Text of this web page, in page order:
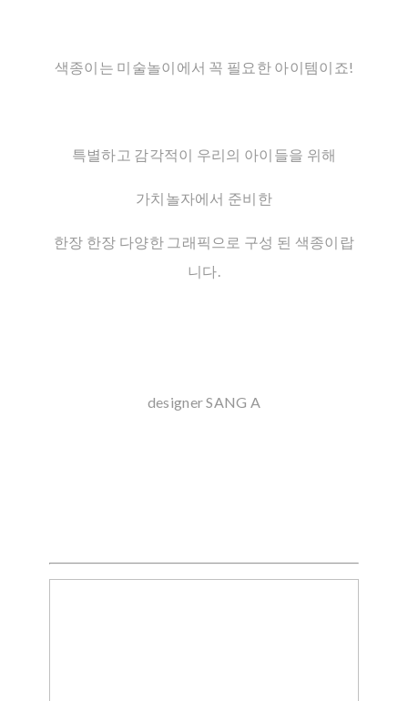
색종이는 미술놀이에서 꼭 필요한 아이템이죠!
특별하고 감각적이 우리의 아이들을 위해
가치놀자에서 준비한
한장 한장 다양한 그래픽으로 구성 된 색종이랍
니다.
designer SANG A